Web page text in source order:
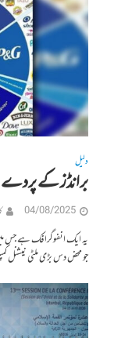
دلیل
برانڈز کے پردے
04/08/2025
جو محض دس بڑی ملٹی